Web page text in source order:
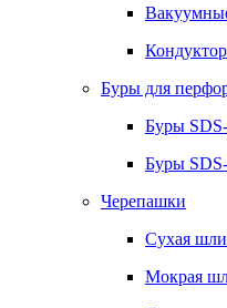
Буры для
Буры
Буры
Черепашки
Сухая
Мокрая